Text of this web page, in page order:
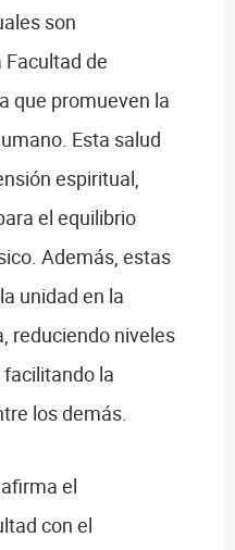
son
de
que promueven la
Esta salud
espiritual,
el equilibrio
Además, estas
unidad en la
reduciendo niveles
la
los demás.
el
con el